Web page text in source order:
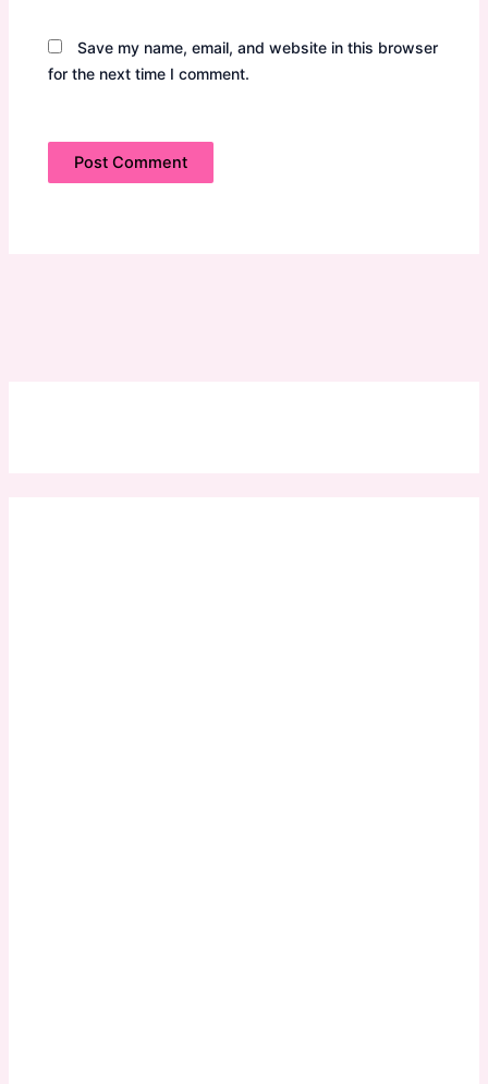
Save my name, email, and website in this browser
for the next time I comment.